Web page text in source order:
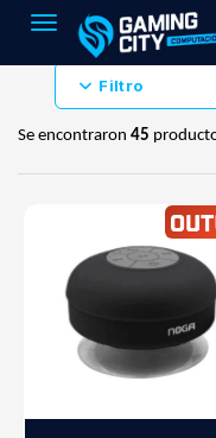
Toggle navigation
Filtro
Se encontraron 45